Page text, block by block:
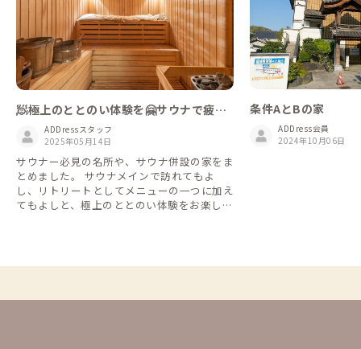
🧖極上のととのい体験を🤗サウナで疲れ
を吹き飛ばせる家10選
ADDressスタッフ
2025年05月14日
サウナー必見の名所や、サウナ併設の家をま
とめました。 サウナメインで訪れてもよ
し、リトリートとしてメニューの一つに加え
てもよしと、極上のととのい体験をお楽しみ
条件AとBの家
ADDress会員
2024年10月06日